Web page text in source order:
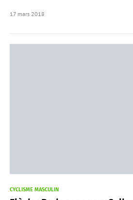
17 mars 2018
CYCLISME MASCULIN